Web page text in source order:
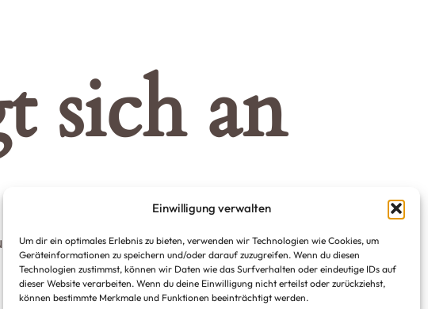
Einwilligung verwalten
Um dir ein optimales Erlebnis zu bieten, verwenden wir Technologien wie Cookies, um
Geräteinformationen zu speichern und/oder darauf zuzugreifen. Wenn du diesen
Technologien zustimmst, können wir Daten wie das Surfverhalten oder eindeutige IDs auf
dieser Website verarbeiten. Wenn du deine Einwilligung nicht erteilst oder zurückziehst,
können bestimmte Merkmale und Funktionen beeinträchtigt werden.
sich an
wird bald veröffentlicht!